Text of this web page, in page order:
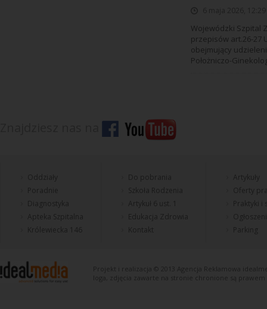
Wojewódzki Szpital
przepisów art.26-27
obejmujący
Położniczo-
Poradnie
Diagnostyka
Apteka Szpitalna
Królewiecka 146
Do pobrania
Artykuł 6 ust. 1
Edukacja Zdrowia
Artykuły
Oferty
Praktyki
Parking
Projekt i realizacja © 2013 Agencja Reklamowa
loga, zdjęcia zawarte na stronie chronione są